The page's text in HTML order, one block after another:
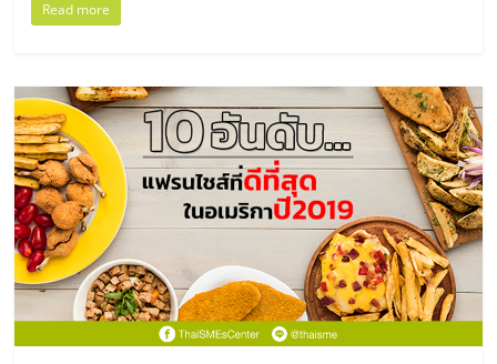
แฟ
รน
ไชส์
พร้อม
ทำเล
สำหรับ
Read more